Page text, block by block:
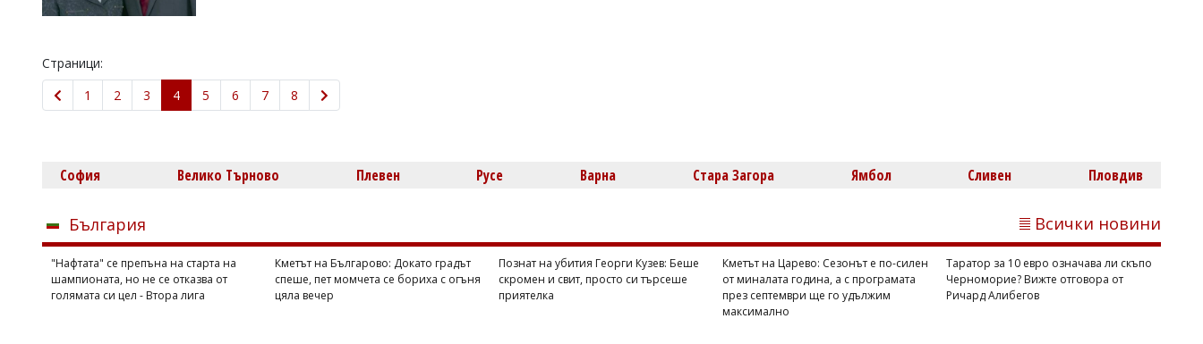
Страници:
1
2 3 4 5 6 7 8
София Велико Търново Плевен Русе Варна Стара Загора Ямбол Сливен Пловдив
България Всички новини
"Нафтата" се препъна на старта на
шампионата, но не се отказва от
голямата си цел - Втора лига
Кметът на Българово: Докато градът
спеше, пет момчета се бориха с огъня
цяла вечер
Познат на убития Георги Кузев: Беше
скромен и свит, просто си търсеше
приятелка
Кметът на Царево: Сезонът е по-силен
от миналата година, а с програмата
през септември ще го удължим
максимално
Таратор за 10 евро означава ли скъпо
Черноморие? Вижте отговора от
Ричард Алибегов